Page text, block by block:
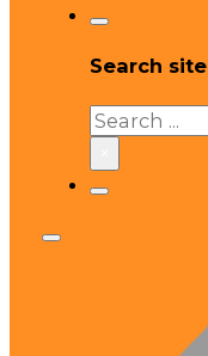
Search site
Search